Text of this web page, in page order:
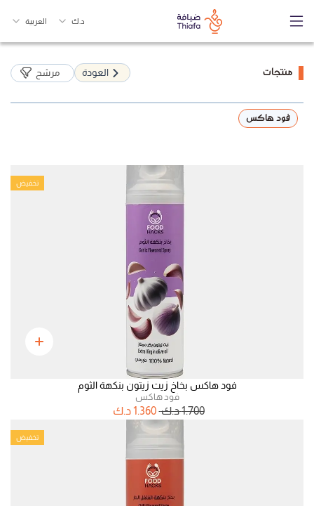
د.ك العربية
منتجات العودة مرشح
فود هاكس
تخفيض
فود هاكس بخاخ زيت زيتون بنكهة الثوم
فود هاكس
1.700د.ك 1.360 د.ك
تخفيض